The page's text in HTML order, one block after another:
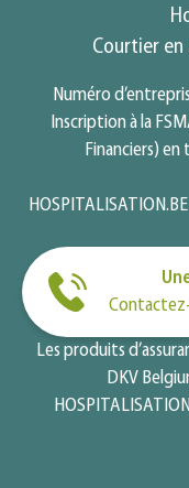
Courtier en
Numéro
Inscription à la
Financiers)
Les produits
DKV